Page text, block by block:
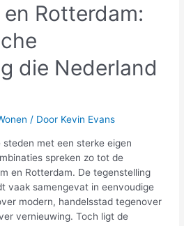
Rotterdam:
die Nederland
/ Door Kevin Evans
met een sterke eigen
spreken zo tot de
en Rotterdam. De tegenstelling
vaak samengevat in eenvoudige
modern, handelsstad tegenover
vernieuwing. Toch ligt de